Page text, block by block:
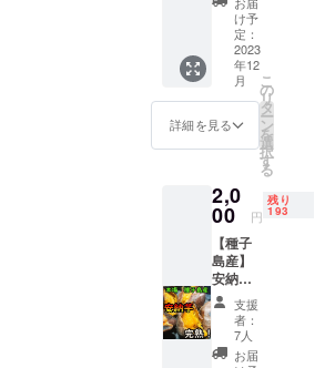
度挑戦した
新しい畑の
場所は風が
当たりづら
い山の中に
ある耕作放
バナナ園に
するのは大
変ですが現
在進行形で
頑張って開
墾作業をし
ています。
ている
幸運の
ハート
柄の猫
ちゃん
の写真
付き
（支援
者一人
違う写
真を送
りま
す）参
考画像↑
リター
ンは要
らなけ
ど支援
はした
け予
定：
2023
年12
月
詳細を見る
こ
の
リ
タ
ー
ン
を
選
択
す
る
2,0
00 円
残り
193
【種子
島産】
安納芋
紅1kg
完熟！
ねっと
り！
支援
者：
7人
お届